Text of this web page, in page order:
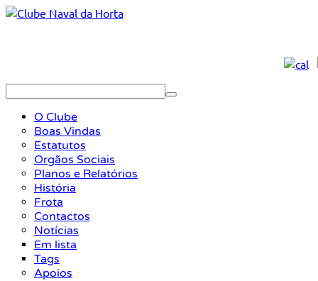
O Clube
Boas Vindas
Estatutos
Orgãos Sociais
Planos e Relatórios
História
Frota
Contactos
Notícias
Em lista
Tags
Apoios